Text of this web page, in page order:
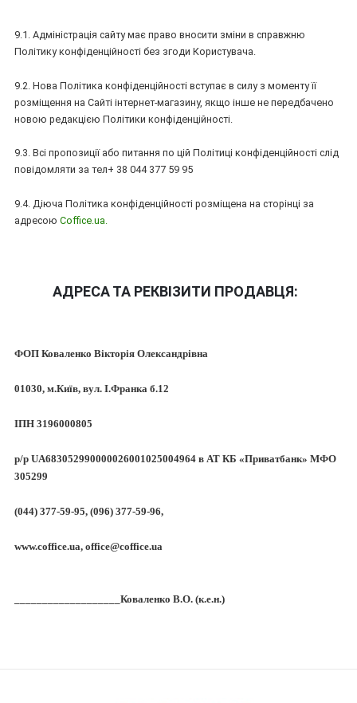
9.1. Адміністрація сайту має право вносити зміни в справжню
Політику конфіденційності без згоди Користувача.
9.2. Нова Політика конфіденційності вступає в силу з моменту її
розміщення на Сайті інтернет-магазину, якщо інше не передбачено
новою редакцією Політики конфіденційності.
9.3. Всі пропозиції або питання по цій Політиці конфіденційності слід
повідомляти за тел+ 38 044 377 59 95
9.4. Діюча Політика конфіденційності розміщена на сторінці за
адресою Coffice.ua.
АДРЕСА ТА РЕКВІЗИТИ ПРОДАВЦЯ:
ФОП Коваленко Вікторія Олександрівна
01030, м.Київ, вул. І.Франка б.12
ІПН 3196000805
р/р UA683052990000026001025004964 в АТ КБ «Приватбанк» МФО
305299
(044) 377-59-95, (096) 377-59-96,
www.coffice.ua, office@coffice.ua
___________________Коваленко В.О. (к.е.н.)